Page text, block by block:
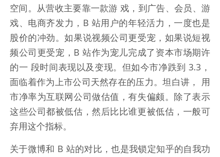
空间。从营收主要靠一款游 戏，到广告、会员、游
戏、电商齐发力，B 站用户的年轻活力，一度也是
股价的冲劲。如果说视频公司更受宠，如果说短视
频公司更受宠，B 站作为宠儿完成了资本市场期许
的一 段时间表现以及变现。但如今市净跌到 3.3，
面临着作为上市公司天然存在的压力。坦白讲， 用
市净率为互联网公司做估值，有失偏颇。除了表示
这些公司都被低估，然后比比谁更被低估，一般可
弃用这个指标。
关于微博和 B 站的对比，也是我锁定知乎的自我功